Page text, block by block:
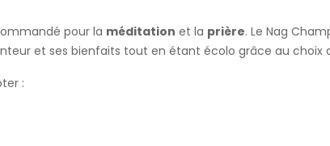
pour la méditation et la prière. Le Nag
et ses bienfaits tout en étant écolo grâce au choix
: